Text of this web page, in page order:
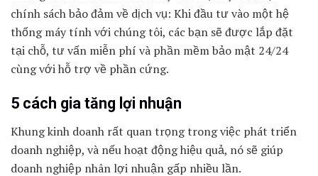
chính sách bảo đảm về dịch vụ: Khi đầu tư vào một hệ
thống máy tính với chúng tôi, các bạn sẽ được lắp đặt
tại chỗ, tư vấn miễn phí và phần mềm bảo mật 24/24
cùng với hỗ trợ về phần cứng.
5 cách gia tăng lợi nhuận
Khung kinh doanh rất quan trọng trong việc phát triển
doanh nghiệp, và nếu hoạt động hiệu quả, nó sẽ giúp
doanh nghiệp nhân lợi nhuận gấp nhiều lần.